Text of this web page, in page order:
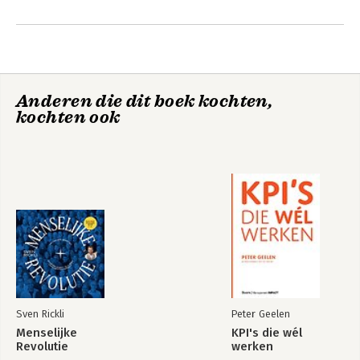
Anderen die dit boek kochten,
kochten ook
Sven Rickli
Menselijke
Revolutie
Peter Geelen
KPI's die wél
werken